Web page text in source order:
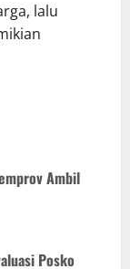
lalu
Ambil
Posko